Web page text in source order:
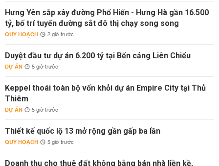
Hưng Yên sắp xây đường Phố Hiến - Hưng Hà gần 16.500
tỷ, bố trí tuyến đường sắt đô thị chạy song song
QUY HOẠCH 2 giờ trước
Duyệt đầu tư dự án 6.200 tỷ tại Bến cảng Liên Chiểu
DỰ ÁN 5 giờ trước
Keppel thoái toàn bộ vốn khỏi dự án Empire City tại Thủ
Thiêm
DỰ ÁN 5 giờ trước
Thiết kế quốc lộ 13 mở rộng gần gấp ba lần
QUY HOẠCH 5 giờ trước
Doanh thu cho thuê đất không bằng bán nhà liền kề,